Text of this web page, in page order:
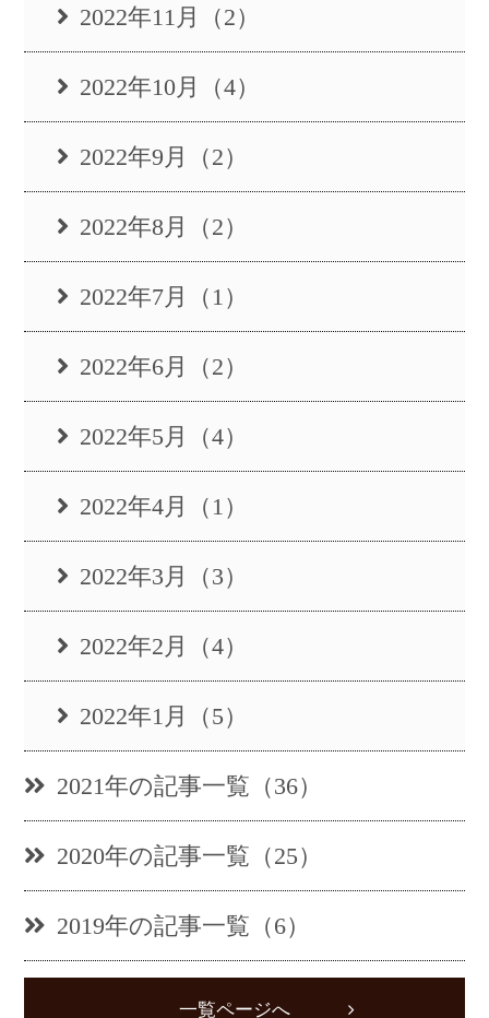
2022年11月（2）
2022年10月（4）
2022年9月（2）
2022年8月（2）
2022年7月（1）
2022年6月（2）
2022年5月（4）
2022年4月（1）
2022年3月（3）
2022年2月（4）
2022年1月（5）
2021年の記事一覧（36）
2020年の記事一覧（25）
2019年の記事一覧（6）
一覧ページへ